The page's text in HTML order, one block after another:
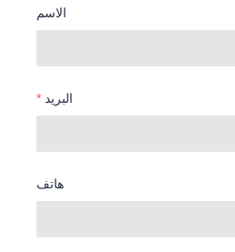
الاسم
البريد
هاتف